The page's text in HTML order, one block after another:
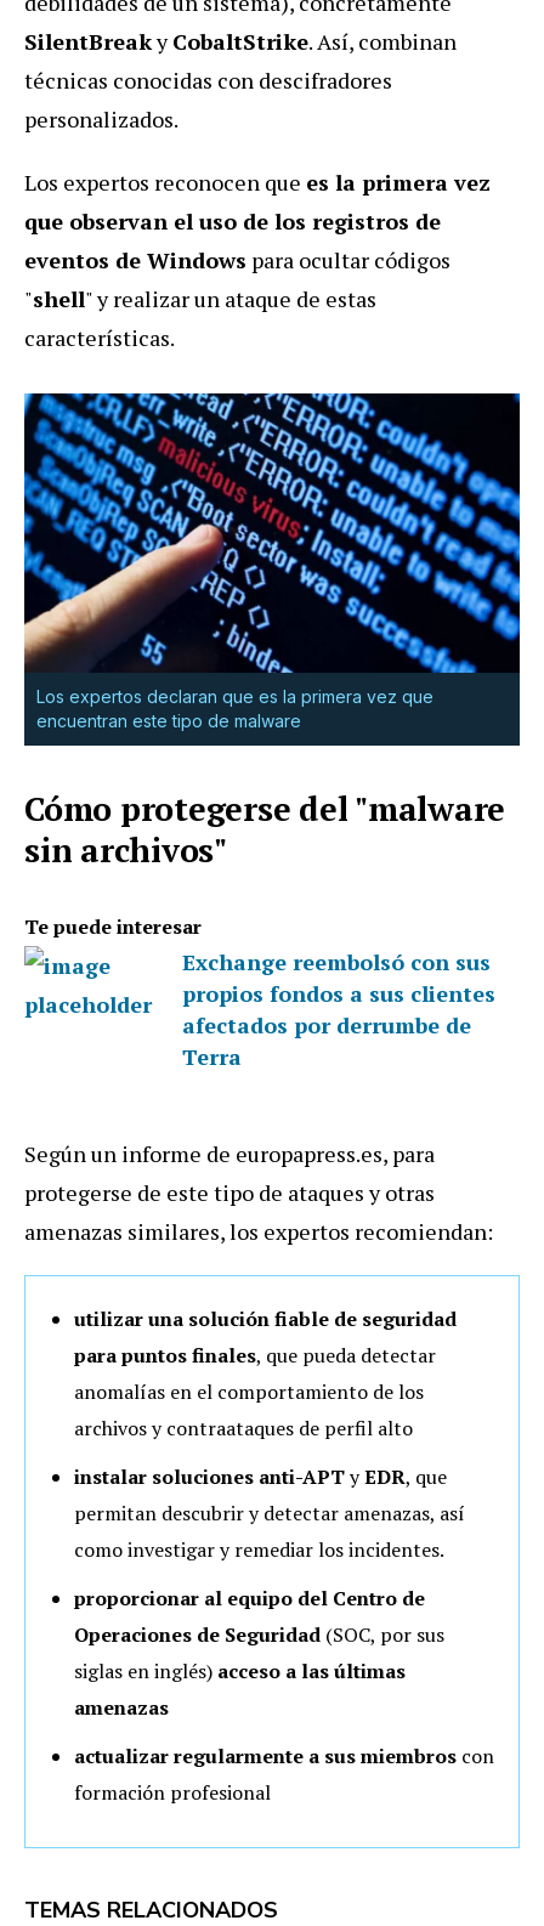
SilentBreakyCobaltStrike. Así, combinan
técnicas conocidas con descifradores
personalizados.
Los expertos reconocen que es la primera vez
que observan el uso de los registros de
eventos de Windows para ocultar códigos
"shell" y realizar un ataque de estas
características.
Los expertos declaran que es la primera vez que
encuentran este tipo de malware
Cómo protegerse del "malware
sin archivos"
Te puede interesar
Exchange reembolsó con sus
propios fondos a sus clientes
afectados por derrumbe de
Terra
Según un informe de europapress.es, para
protegerse de este tipo de ataques y otras
amenazas similares, los expertos recomiendan:
utilizar una solución fiable de seguridad
para puntos finales, que pueda detectar
anomalías en el comportamiento de los
archivos y contraataques de perfil alto
instalar soluciones anti-APTyEDR, que
permitan descubrir y detectar amenazas, así
como investigar y remediar los incidentes.
proporcionar al equipo del Centro de
Operaciones de Seguridad (SOC, por sus
siglas en inglés) acceso a las últimas
amenazas
actualizar regularmente a sus miembros con
formación profesional
TEMAS RELACIONADOS